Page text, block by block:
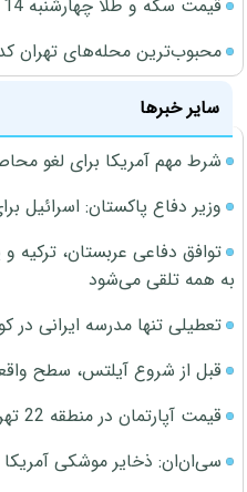
قیمت سکه و طلا چهارشنبه 14 مرداد 1405
محبوب‌ترین محله‌های تهران
سایر خبرها
شرط مهم آمریکا برای لغو
وزیر دفاع پاکستان:
توافق دفاعی عربستان، ترکیه
به همه تلقی می‌شود
تعطیلی تنها مدرسه ایرانی در
قبل از شروع آیلتس، سطح
قیمت آپارتمان در منطقه 22 تهران چقدر است؟
سی‌ان‌ان: ذخایر موشکی